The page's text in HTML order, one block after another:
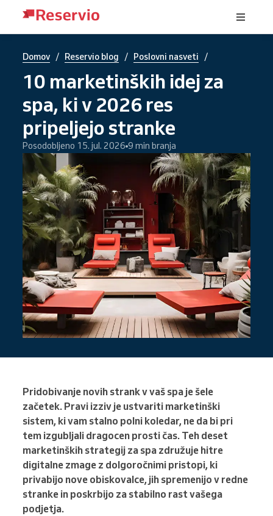
Domov / Reservio blog / Poslovni nasveti /
10 marketinških idej za
spa, ki v 2026 res
pripeljejo stranke
Posodobljeno 15. jul. 2026 9 min branja
Pridobivanje novih strank v vaš spa je šele
začetek. Pravi izziv je ustvariti marketinški
sistem, ki vam stalno polni koledar, ne da bi pri
tem izgubljali dragocen prosti čas. Teh deset
marketinških strategij za spa združuje hitre
digitalne zmage z dolgoročnimi pristopi, ki
privabijo nove obiskovalce, jih spremenijo v redne
stranke in poskrbijo za stabilno rast vašega
podjetja.